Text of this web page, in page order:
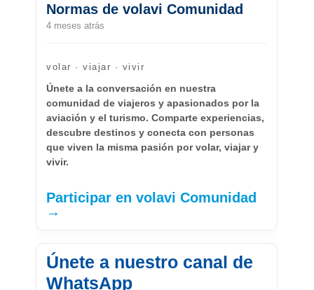
Normas de volavi Comunidad
4 meses atrás
volar · viajar · vivir
Únete a la conversación en nuestra
comunidad de viajeros y apasionados por la
aviación y el turismo. Comparte experiencias,
descubre destinos y conecta con personas
que viven la misma pasión por volar, viajar y
vivir.
Participar en volavi Comunidad
→
Únete a nuestro canal de
WhatsApp